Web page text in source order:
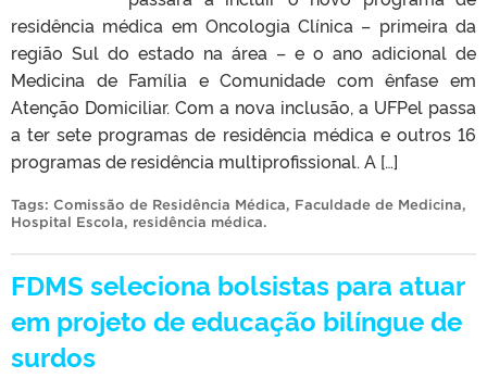
residência médica em Oncologia Clínica – primeira da
região Sul do estado na área – e o ano adicional de
Medicina de Família e Comunidade com ênfase em
Atenção Domiciliar. Com a nova inclusão, a UFPel passa
a ter sete programas de residência médica e outros 16
programas de residência multiprofissional. A […]
Tags: Comissão de Residência Médica, Faculdade de Medicina,
Hospital Escola, residência médica.
FDMS seleciona bolsistas para atuar
em projeto de educação bilíngue de
surdos